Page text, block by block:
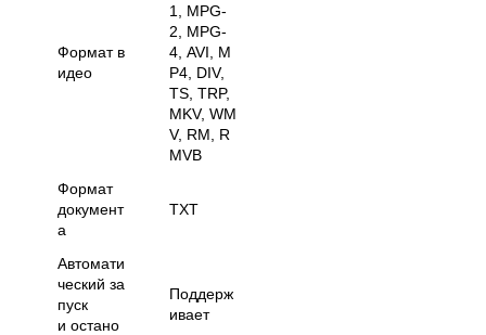
Формат в
идео
1, MPG-
2, MPG-
4, AVI, M
P4, DIV,
TS, TRP,
MKV, WM
V, RM, R
MVB
Формат
документ
а
TXT
Автомати
ческий за
пуск
и остано
Поддерж
ивает